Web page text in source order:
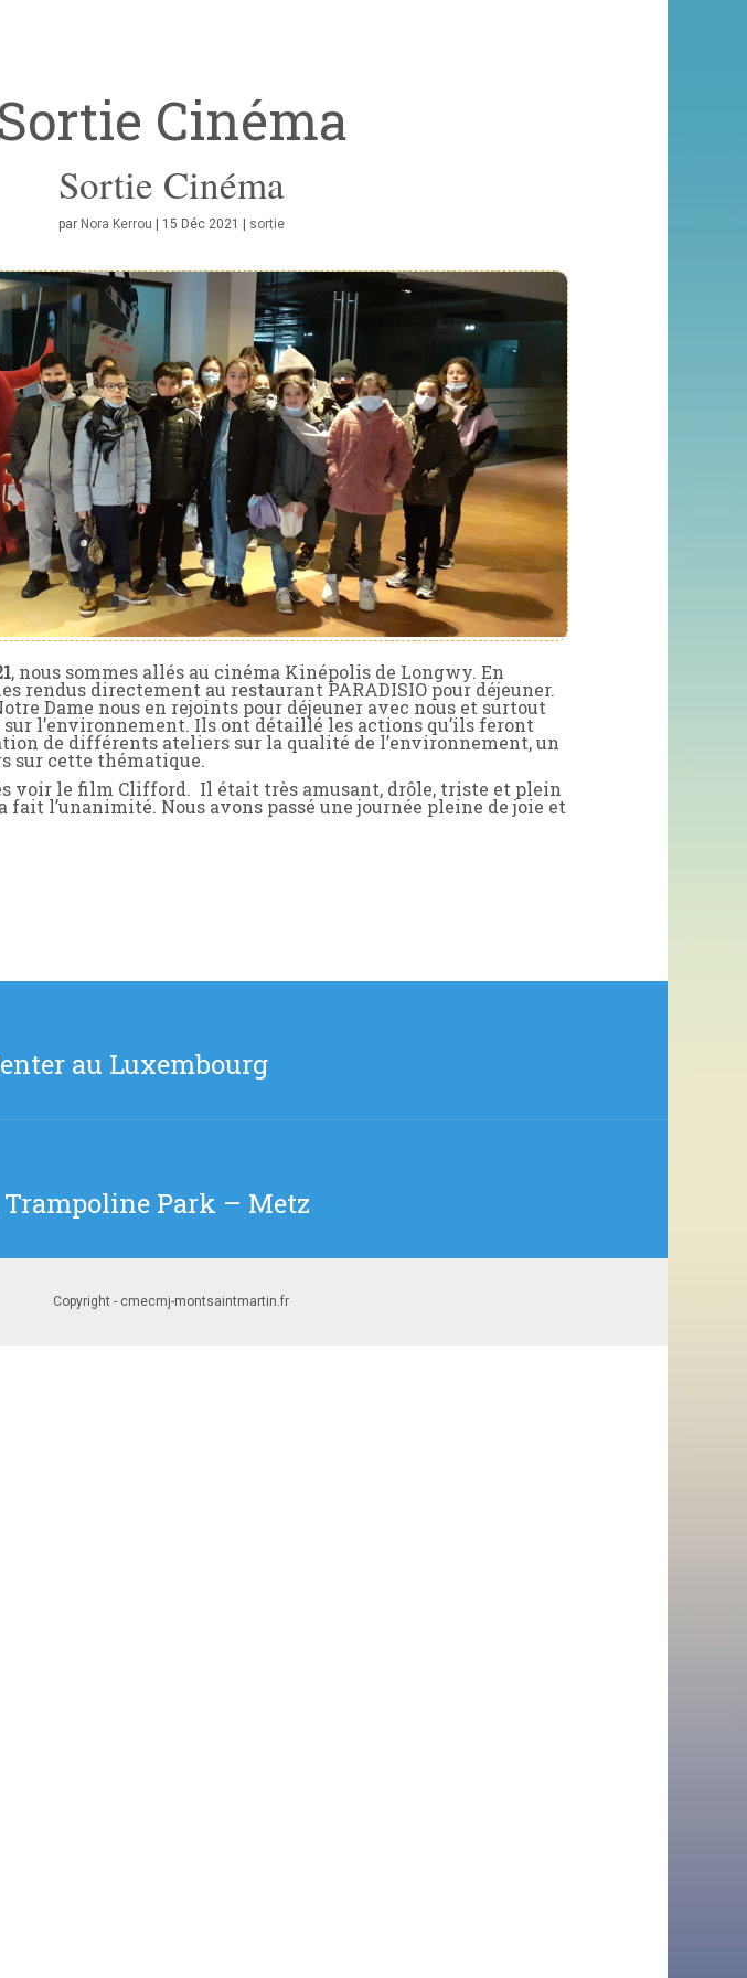
Sortie Cinéma
Sortie Cinéma
par Nora Kerrou | 15 Déc 2021 | sortie
, nous sommes allés au cinéma Kinépolis de Longwy. En
rendus directement au restaurant PARADISIO pour déjeuner.
Dame nous en rejoints pour déjeuner avec nous et surtout
l’environnement. Ils ont détaillé les actions qu’ils feront
de différents ateliers sur la qualité de l’environnement, un
sur cette thématique.
voir le film Clifford. Il était très amusant, drôle, triste et plein
fait l’unanimité. Nous avons passé une journée pleine de joie et
au Luxembourg
Park – Metz
Copyright - cmecmj-montsaintmartin.fr